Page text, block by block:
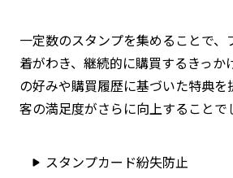
一定数のスタンプを集めることで、
着がわき、継続的に購買するきっか
の好みや購買履歴に基づいた特典
客の満足度がさらに向上することで
スタンプカード紛失防止